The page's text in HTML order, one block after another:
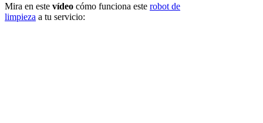
Mira en este vídeo cómo funciona este robot de
limpieza a tu servicio: